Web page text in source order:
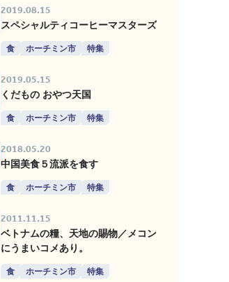
2019.08.15
スペシャルティコーヒーマスターズ
食 ホーチミン市 特集
2019.05.15
くだもの おやつ天国
食 ホーチミン市 特集
2018.05.20
中国美食５流派を食す
食 ホーチミン市 特集
2011.11.15
ベトナムの糧、天地の賜物／メコン
にうまいコメあり。
食 ホーチミン市 特集